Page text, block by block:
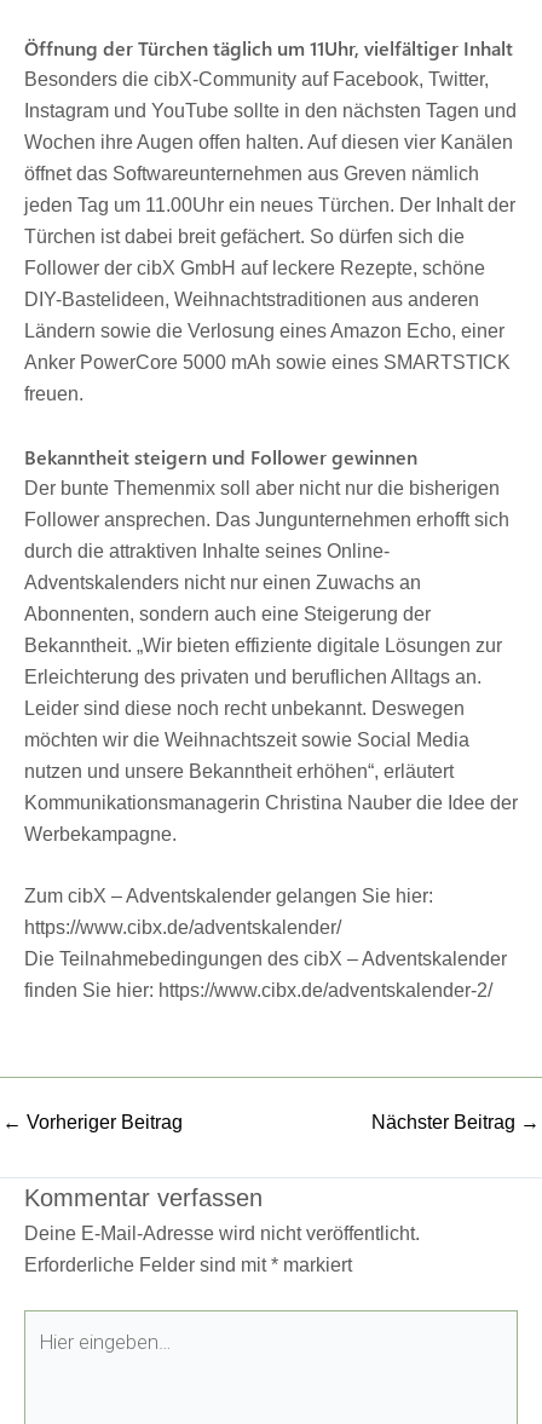
Öffnung der Türchen täglich um 11Uhr, vielfältiger Inhalt
Besonders die cibX-Community auf Facebook, Twitter,
Instagram und YouTube sollte in den nächsten Tagen und
Wochen ihre Augen offen halten. Auf diesen vier Kanälen
öffnet das Softwareunternehmen aus Greven nämlich
jeden Tag um 11.00Uhr ein neues Türchen. Der Inhalt der
Türchen ist dabei breit gefächert. So dürfen sich die
Follower der cibX GmbH auf leckere Rezepte, schöne
DIY-Bastelideen, Weihnachtstraditionen aus anderen
Ländern sowie die Verlosung eines Amazon Echo, einer
Anker PowerCore 5000 mAh sowie eines SMARTSTICK
freuen.
Bekanntheit steigern und Follower gewinnen
Der bunte Themenmix soll aber nicht nur die bisherigen
Follower ansprechen. Das Jungunternehmen erhofft sich
durch die attraktiven Inhalte seines Online-
Adventskalenders nicht nur einen Zuwachs an
Abonnenten, sondern auch eine Steigerung der
Bekanntheit. „Wir bieten effiziente digitale Lösungen zur
Erleichterung des privaten und beruflichen Alltags an.
Leider sind diese noch recht unbekannt. Deswegen
möchten wir die Weihnachtszeit sowie Social Media
nutzen und unsere Bekanntheit erhöhen“, erläutert
Kommunikationsmanagerin Christina Nauber die Idee der
Werbekampagne.
Zum cibX – Adventskalender gelangen Sie hier:
https://www.cibx.de/adventskalender/
Die Teilnahmebedingungen des cibX – Adventskalender
finden Sie hier: https://www.cibx.de/adventskalender-2/
← Vorheriger Beitrag Nächster Beitrag →
Kommentar verfassen
Deine E-Mail-Adresse wird nicht veröffentlicht.
Erforderliche Felder sind mit* markiert
eingeben…